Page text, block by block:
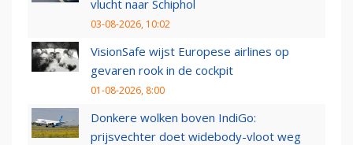
vlucht naar Schiphol
03-08-2026, 10:02
VisionSafe wijst Europese airlines op
gevaren rook in de cockpit
01-08-2026, 8:00
Donkere wolken boven IndiGo:
prijsvechter doet widebody-vloot weg